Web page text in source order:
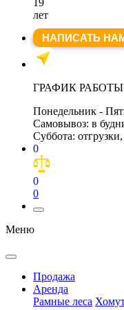
лет
НАПИСАТЬ
ГРАФИК РАБОТЫ
Понедельник -
Самовывоз: в
Суббота:
0
0
0
Меню
Продажа
Аренда
Рамные леса